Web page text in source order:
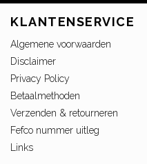
KLANTENSERVICE
Algemene voorwaarden
Disclaimer
Privacy Policy
Betaalmethoden
Verzenden & retourneren
Fefco nummer uitleg
Links